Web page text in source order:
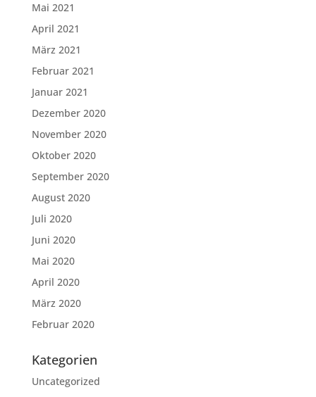
Mai 2021
April 2021
März 2021
Februar 2021
Januar 2021
Dezember 2020
November 2020
Oktober 2020
September 2020
August 2020
Juli 2020
Juni 2020
Mai 2020
April 2020
März 2020
Februar 2020
Kategorien
Uncategorized